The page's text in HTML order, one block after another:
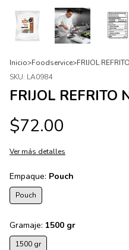
Inicio>Foodservice>FRIJOL
SKU: LA0984
FRIJOL REFRITO
$72.00
Ver más detalles
Empaque: Pouch
Pouch
Gramaje: 1500 gr
1500 gr